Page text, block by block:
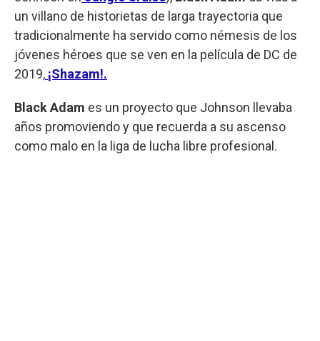
un villano de historietas de larga trayectoria que
tradicionalmente ha servido como némesis de los
jóvenes héroes que se ven en la película de DC de
2019, ¡Shazam!.
Black Adam es un proyecto que Johnson llevaba
años promoviendo y que recuerda a su ascenso
como malo en la liga de lucha libre profesional.